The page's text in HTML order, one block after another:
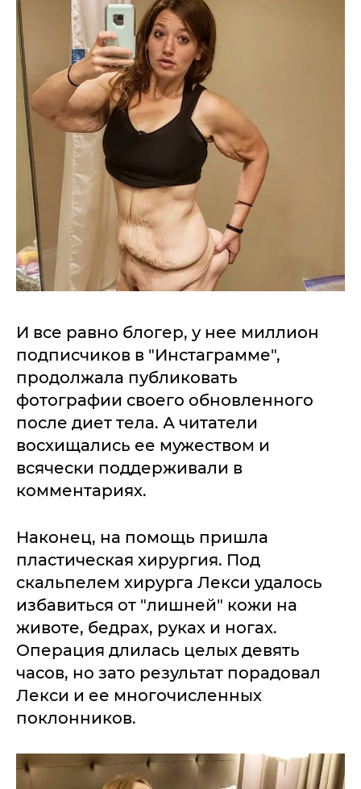
И все равно блогер, у нее миллион
подписчиков в "Инстаграмме",
продолжала публиковать
фотографии своего обновленного
после диет тела. А читатели
восхищались ее мужеством и
всячески поддерживали в
комментариях.
Наконец, на помощь пришла
пластическая хирургия. Под
скальпелем хирурга Лекси удалось
избавиться от "лишней" кожи на
животе, бедрах, руках и ногах.
Операция длилась целых девять
часов, но зато результат порадовал
Лекси и ее многочисленных
поклонников.